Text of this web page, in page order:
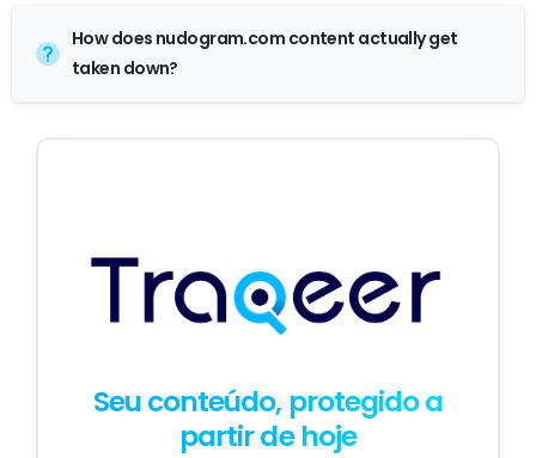
How does nudogram.com content actually get
taken down?
Seu conteúdo, protegido a
partir de hoje